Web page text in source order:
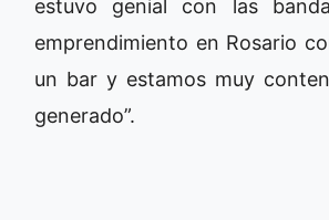
estuvo genial con las
emprendimiento en Rosario
un bar y estamos muy
generado”.